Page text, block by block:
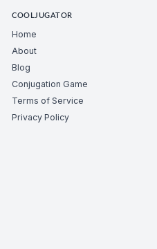
COOLJUGATOR
Home
About
Blog
Conjugation Game
Terms of Service
Privacy Policy